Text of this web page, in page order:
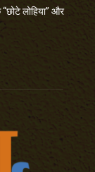
लोहिया” और